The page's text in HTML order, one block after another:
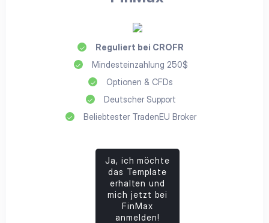
Reguliert bei CROFR
Mindesteinzahlung 250$
Optionen & CFDs
Deutscher Support
Beliebtester TradenEU Broker
Ja, ich möchte
das Template
erhalten und
mich jetzt bei
FinMax
anmelden!